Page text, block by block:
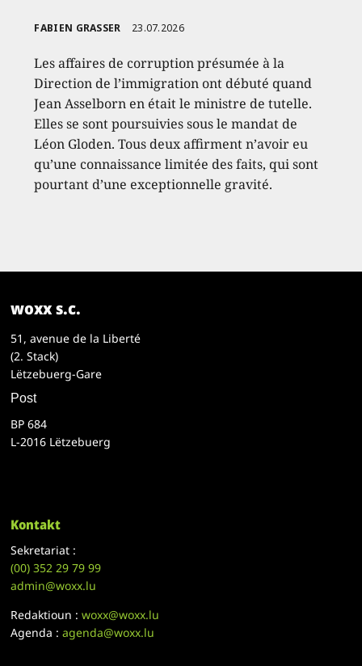
FABIEN GRASSER 23.07.2026
Les affaires de corruption présumée à la
Direction de l’immigration ont débuté quand
Jean Asselborn en était le ministre de tutelle.
Elles se sont poursuivies sous le mandat de
Léon Gloden. Tous deux affirment n’avoir eu
qu’une connaissance limitée des faits, qui sont
pourtant d’une exceptionnelle gravité.
woxx s.c.
51, avenue de la Liberté
(2. Stack)
Lëtzebuerg-Gare
Post
BP 684
L-2016 Lëtzebuerg
Kontakt
Sekretariat :
(00)352 29 79 99
admin@woxx.lu
Redaktioun :woxx@woxx.lu
Agenda :agenda@woxx.lu